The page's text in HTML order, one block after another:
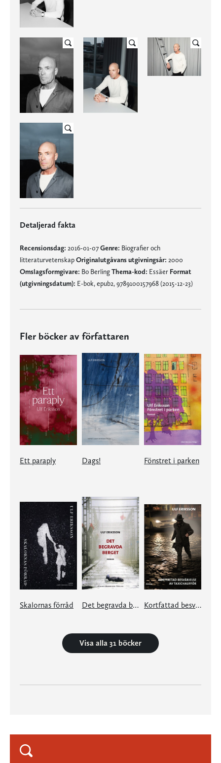
Detaljerad fakta
Recensionsdag: 2016-01-07Genre: Biografier och
litteraturvetenskapOriginalutgåvans utgivningsår: 2000
Omslagsformgivare: Bo BerlingThema-kod: Essäer Format
(utgivningsdatum): E-bok, epub2, 9789100157968 (2015-12-23)
Fler böcker av författaren
Ett paraply Dags! Fönstret i parken
Skalornas förråd Det begravda berget Kortfattad besvärjelse av taxichaufför
Visa alla 31 böcker